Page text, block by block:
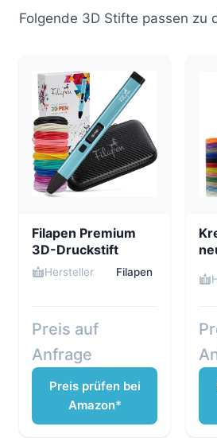
Folgende 3D Stifte passen zu
Filapen Premium
3D-Druckstift
Hersteller Filapen
Preis auf
Anfrage
Preis prüfen bei
Amazon*